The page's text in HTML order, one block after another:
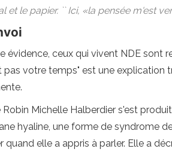
et le papier. `` Ici, «la pensée m'est
évidence, ceux qui vivent NDE sont
pas votre temps" est une
Robin Michelle Halberdier s'est
hyaline, une forme de syndrome
quand elle a appris à parler. Elle a